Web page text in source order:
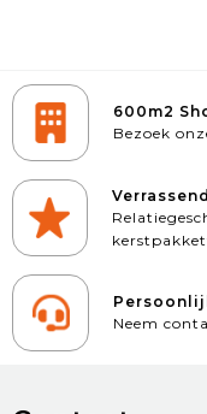
600m2
Bezoek
Neem